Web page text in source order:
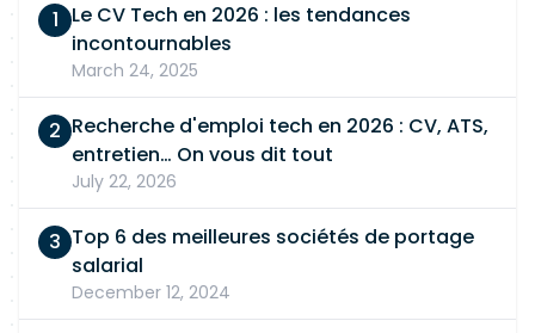
Le CV Tech en 2026 : les tendances
incontournables
March 24, 2025
Recherche d'emploi tech en 2026 : CV, ATS,
entretien… On vous dit tout
July 22, 2026
Top 6 des meilleures sociétés de portage
salarial
December 12, 2024